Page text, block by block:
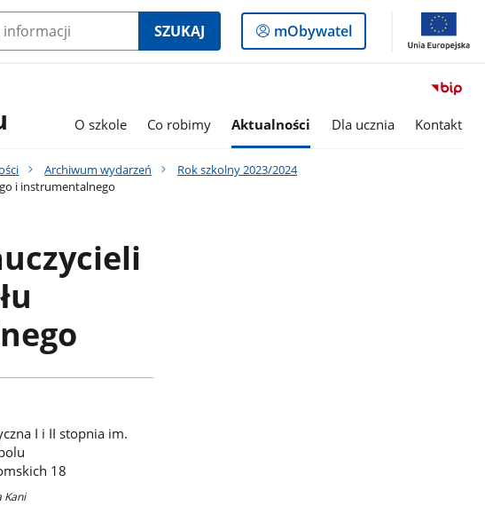
SZUKAJ
Logowanie
do
mObywatel
O szkole Co robimy Aktualności Dla ucznia Kontakt
Archiwum wydarzeń
Rok szkolny 2023/2024
i instrumentalnego
I i II stopnia im.
18
Kani